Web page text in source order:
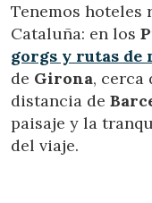
Tenemos
Cataluña: en los
gorgs y rutas de
de Girona, cerca
distancia de
paisaje y la
del viaje.